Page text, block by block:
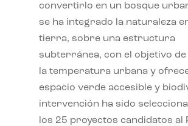
convertirlo en un bosque
se ha integrado la naturaleza
tierra, sobre una estructura
subterránea, con el objetivo
la temperatura urbana y
espacio verde accesible y
intervención ha sido
los 25 proyectos candidatos al